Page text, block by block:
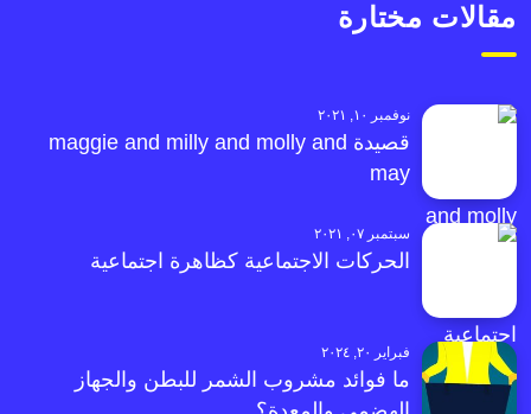
مقالات مختارة
نوفمبر ١٠, ٢٠٢١
قصيدة maggie and milly and molly and
may
سبتمبر ٠٧, ٢٠٢١
الحركات الاجتماعية كظاهرة اجتماعية
فبراير ٢٠, ٢٠٢٤
ما فوائد مشروب الشمر للبطن والجهاز